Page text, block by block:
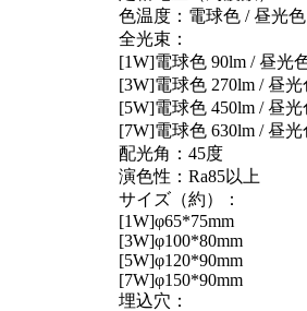
色温度：電球色 / 昼光色
全光束：
[1W]電球色 90lm / 昼光
[3W]電球色 270lm / 昼光
[5W]電球色 450lm / 昼光
[7W]電球色 630lm / 昼光
配光角：45度
演色性：Ra85以上
サイズ（約）：
[1W]φ65*75mm
[3W]φ100*80mm
[5W]φ120*90mm
[7W]φ150*90mm
埋込穴：